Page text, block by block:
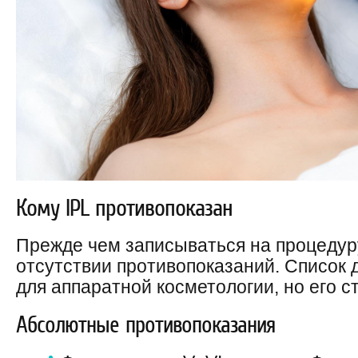
Кому IPL противопоказан
Прежде чем записываться на
отсутствии противопоказаний.
для аппаратной косметологии, но его
Абсолютные противопоказания